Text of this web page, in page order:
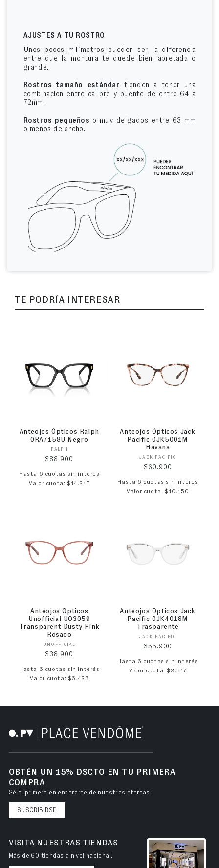
AJUSTES A TU ROSTRO
Unos pocos milímetros pueden ser la diferencia
entre que la montura te quede bien, apretada o
grande.
Rostros tamaño estándar tienden a tener una
combinación entre calibre y puente de entre 64 a
72mm.
Rostros pequeños o muy delgados entre 63 mm
o menos de ancho.
TE PODRÍA INTERESAR
Anteojos Ópticos Ralph
0RA7158U Negro
Proveedor:
RALPH
Precio habitual
$88.900
Hasta 6 cuotas sin interés
Valor cuota: $14.817
Anteojos Ópticos Jack
Pacific 0JK5001M
Havana
Proveedor:
JACK PACIFIC
Precio habitual
$60.900
Hasta 6 cuotas sin interés
Valor cuota: $10.150
Anteojos Ópticos
Unofficial UO3059
Transparent Dusty Pink
Rosado
Proveedor:
UNOFFICIAL
Precio habitual
$38.900
Hasta 6 cuotas sin interés
Valor cuota: $6.483
Anteojos Ópticos Jack
Pacific 0JK4018M
Trasparente
Proveedor:
JACK PACIFIC
Precio habitual
$55.900
Hasta 6 cuotas sin interés
Valor cuota: $9.317
OBTÉN UN 15% DSCTO EN TU PRIMERA
COMPRA
Sé el primero en enterarte de nuestras ofertas.
SUSCRIBIRSE
VISITA NUESTRAS TIENDAS
Más de 60 tiendas a nivel nacional.